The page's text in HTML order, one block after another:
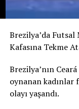
Brezilya’da Futsal
Kafasına Tekme
Brezilya’nın
oynanan kadınlar
olayı yaşandı.